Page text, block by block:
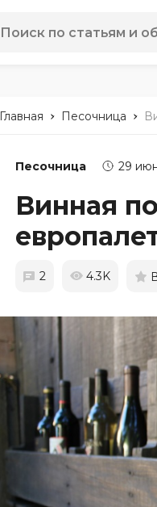
Главная - Песочница -
Песочница 29
Винная
2 4.3K